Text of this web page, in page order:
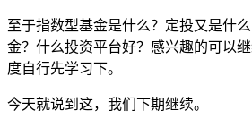
至于指数型基金是什么？定投又是什
金？什么投资平台好？感兴趣的可以
度自行先学习下。
今天就说到这，我们下期继续。